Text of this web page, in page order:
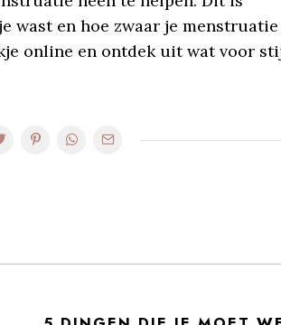
wast en hoe zwaar je menstruatie
online en ontdek uit wat voor